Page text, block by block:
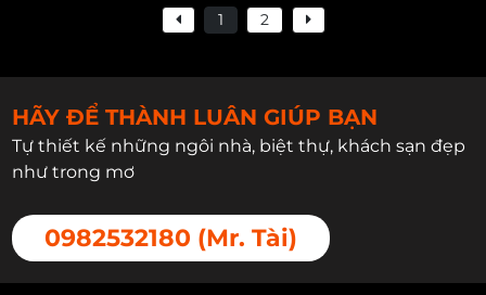
1 2
HÃY ĐỂ THÀNH LUÂN GIÚP BẠN
Tự thiết kế những ngôi nhà, biệt thự, khách sạn đẹp
như trong mơ
0982532180 (Mr. Tài)